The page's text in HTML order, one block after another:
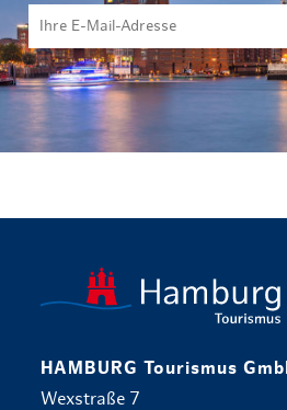
HAMBURG Tourismus
Wexstraße 7